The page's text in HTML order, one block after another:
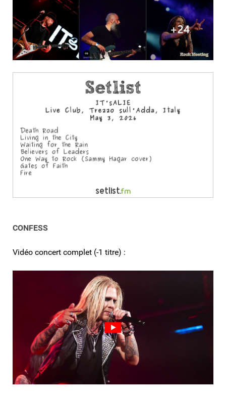
CONFESS
Vidéo concert complet (-1 titre) :